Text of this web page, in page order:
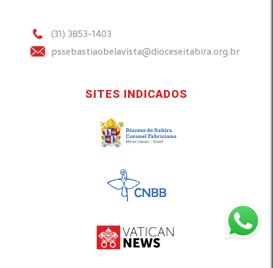
(31) 3853-1403
pssebastiaobelavista@dioceseitabira.org.br
SITES INDICADOS